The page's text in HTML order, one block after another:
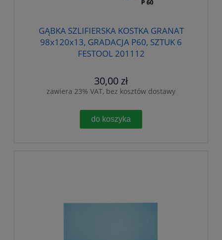
GĄBKA SZLIFIERSKA KOSTKA GRANAT
98x120x13, GRADACJA P60, SZTUK 6
FESTOOL 201112
30,00 zł
zawiera 23% VAT, bez kosztów dostawy
do koszyka